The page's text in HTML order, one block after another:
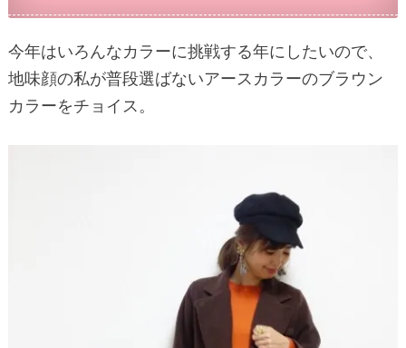
今年はいろんなカラーに挑戦する年にしたいので、
地味顔の私が普段選ばないアースカラーのブラウン
カラーをチョイス。